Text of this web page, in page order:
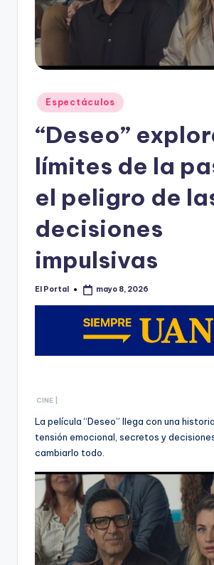
rrPublicado
en
Espectáculos
“Deseo”
límites de la
el peligro de
decisiones
impulsivas
Publicado
El Portal mayo 8, 2026
CINE |
La película “Deseo” llega con una
tensión emocional, secretos y
cambiarlo todo.